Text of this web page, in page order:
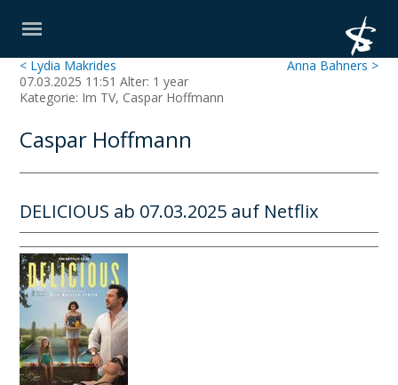
Anna Bahners >
< Lydia Makrides
07.03.2025 11:51 Alter: 1 year
Kategorie: Im TV, Caspar Hoffmann
Caspar Hoffmann
DELICIOUS ab 07.03.2025 auf Netflix